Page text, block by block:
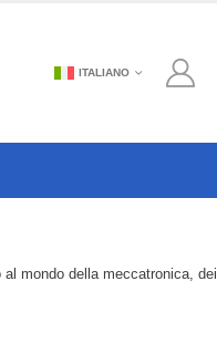
ITALIANO
mondo della meccatronica, dei